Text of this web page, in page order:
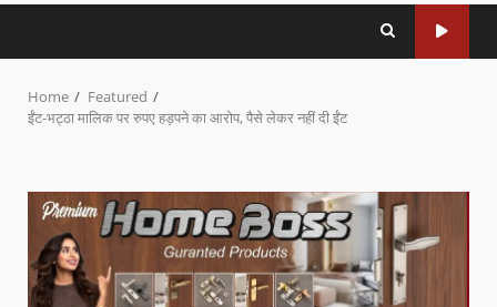
Home
Featured
ईंट-भट्ठा मालिक पर रुपए हड़पने का आरोप, पैसे लेकर नहीं दी ईंट